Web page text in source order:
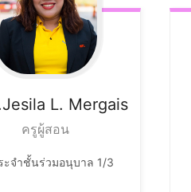
L. Mergais
ครูผู้สอน
ะจำชั้นร่วมอนุบาล 1/3